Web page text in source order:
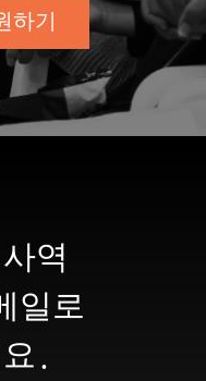
하기
역
일로
.